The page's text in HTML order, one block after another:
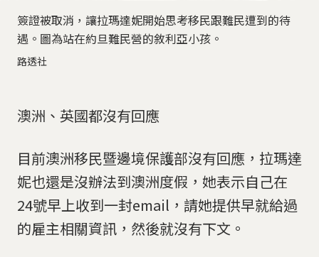
簽證被取消，讓拉瑪達妮開始思考移民跟難民遭到的待
遇。圖為站在約旦難民營的敘利亞小孩。
路透社
澳洲、英國都沒有回應
目前澳洲移民暨邊境保護部沒有回應，拉瑪達
妮也還是沒辦法到澳洲度假，她表示自己在
24號早上收到一封email，請她提供早就給過
的雇主相關資訊，然後就沒有下文。